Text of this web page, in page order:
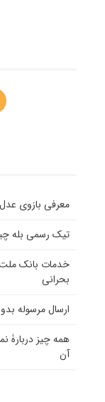
معرفی بازوی عدل
تیک رسمی بله
خدمات بانک ملت
بحرانی
ارسال مرسوله
همه چیز دربارۀ
آن